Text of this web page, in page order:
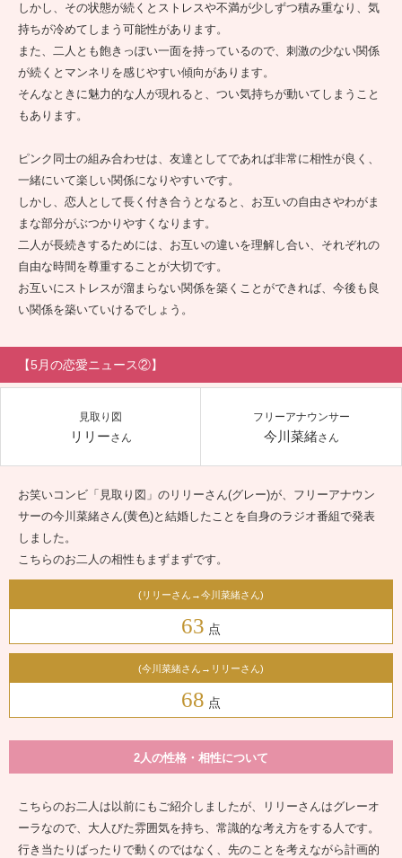
しかし、その状態が続くとストレスや不満が少しずつ積み重なり、気
持ちが冷めてしまう可能性があります。
また、二人とも飽きっぽい一面を持っているので、刺激の少ない関係
が続くとマンネリを感じやすい傾向があります。
そんなときに魅力的な人が現れると、つい気持ちが動いてしまうこと
もあります。
ピンク同士の組み合わせは、友達としてであれば非常に相性が良く、
一緒にいて楽しい関係になりやすいです。
しかし、恋人として長く付き合うとなると、お互いの自由さやわがま
まな部分がぶつかりやすくなります。
二人が長続きするためには、お互いの違いを理解し合い、それぞれの
自由な時間を尊重することが大切です。
お互いにストレスが溜まらない関係を築くことができれば、今後も良
い関係を築いていけるでしょう。
【5月の恋愛ニュース②】
見取り図
リリーさん
フリーアナウンサー
今川菜緒さん
お笑いコンビ「見取り図」のリリーさん(グレー)が、フリーアナウン
サーの今川菜緒さん(黄色)と結婚したことを自身のラジオ番組で発表
しました。
こちらのお二人の相性もまずまずです。
(リリーさん→今川菜緒さん)
63 点
(今川菜緒さん→リリーさん)
68 点
2人の性格・相性について
こちらのお二人は以前にもご紹介しましたが、リリーさんはグレーオ
ーラなので、大人びた雰囲気を持ち、常識的な考え方をする人です。
行き当たりばったりで動くのではなく、先のことを考えながら計画的